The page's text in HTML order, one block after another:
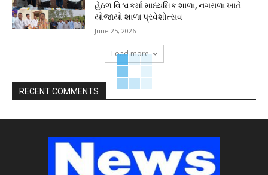
હેઠળ વિશ્વકર્મા માધ્યમિક શાળા, નગરાળા ખાતે
યોજાયો શાળા પ્રવેશોત્સવ
June 25, 2026
Load more
RECENT COMMENTS